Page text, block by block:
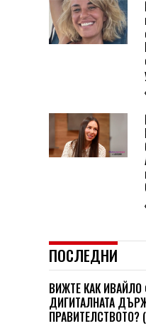
ПОСЛЕДНИ
ВИЖТЕ КАК
ДИГИТАЛНАТА
ПРАВИТЕЛСТВОТО?